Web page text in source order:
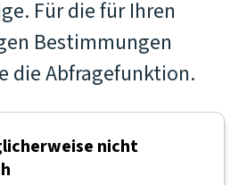
Für die für Ihren
Bestimmungen
die Abfragefunktion.
nicht